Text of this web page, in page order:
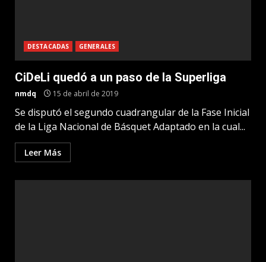
DESTACADAS GENERALES
CiDeLi quedó a un paso de la Superliga
nmdq 15 de abril de 2019
Se disputó el segundo cuadrangular de la Fase Inicial
de la Liga Nacional de Básquet Adaptado en la cual...
Leer Más